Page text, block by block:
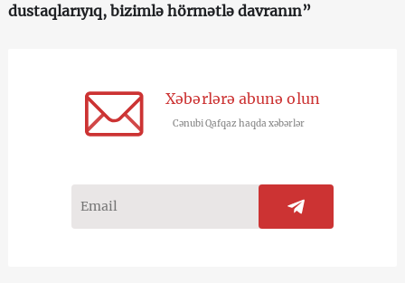
dustaqlarıyıq, bizimlə hörmətlə davranın”
Xəbərlərə abunə olun
Cənubi Qafqaz haqda xəbərlər